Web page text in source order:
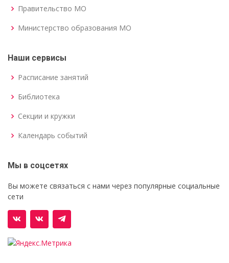
Правительство МО
Министерство образования МО
Наши сервисы
Расписание занятий
Библиотека
Секции и кружки
Календарь событий
Мы в соцсетях
Вы можете связаться с нами через популярные социальные
сети